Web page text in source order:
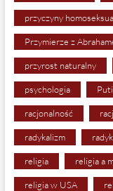
przyczyny
Przymierze z
przyrost naturalny
psychologia
racjonalność
radykalizm
religia religia a
religia w USA